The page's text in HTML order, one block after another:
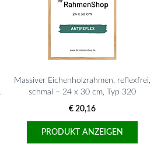
Massiver Eichenholzrahmen, reflexfrei,
schmal – 24 x 30 cm, Typ 320
€ 20,16
PRODUKT ANZEIGEN